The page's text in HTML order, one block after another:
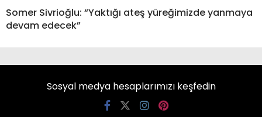
Somer Sivrioğlu: “Yaktığı ateş yüreğimizde yanmaya
devam edecek”
Sosyal medya hesaplarımızı keşfedin